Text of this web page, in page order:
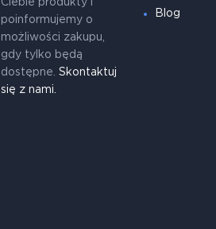
Ciebie produkty i
poinformujemy o
możliwości zakupu,
gdy tylko będą
dostępne. Skontaktuj
się z nami.
Blog